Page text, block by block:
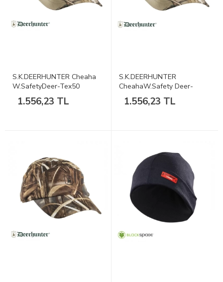
S.K.DEERHUNTER Cheaha
W.SafetyDeer-Tex50
GHŞapka60
1.556,23 TL
S.K.DEERHUNTER
CheahaW.Safety Deer-
Tex50 GHŞapka62
1.556,23 TL